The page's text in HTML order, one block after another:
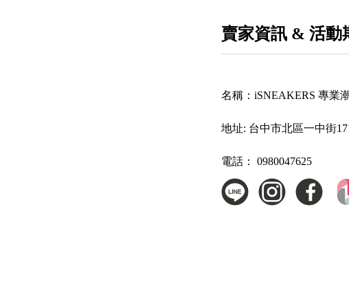
賣家資訊 & 活動
名稱： iSNEAKERS 專業
地址: 台中市北區一中街
電話： 0980047625